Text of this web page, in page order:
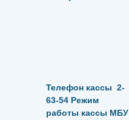
Телефон кассы 2-
63-54 Режим
работы кассы МБУ